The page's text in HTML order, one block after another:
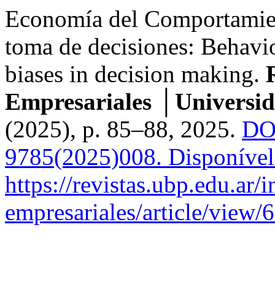
Economía del
toma de decisiones:
biases in decision making.
Empresariales
(2025), p. 85–88, 2025.
9785(2025)008.
https://revistas.ubp.edu.ar/
empresariales/article/view/